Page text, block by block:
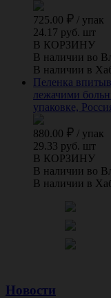
725.00 / упак
24.17 руб. шт
В КОРЗИНУ
В наличии во
В наличии в
Пеленка
лежачими
упаковке,
880.00 / упак
29.33 руб. шт
В КОРЗИНУ
В наличии во
В наличии в
Новости